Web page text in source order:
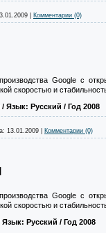
Комментарии (0)
Google с
скоростью и
/ Язык: Русский / Год 2008
13.01.2009 Комментарии (0)
Google с
скоростью и
Язык: Русский / Год 2008